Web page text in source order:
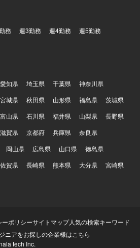
務 週3勤務 週4勤務 週5勤務
愛知県 埼玉県 千葉県
神奈川県
宮城県 秋田県 山形県 福島県
茨城県
富山県 石川県 福井県 山梨県
長野県
滋賀県 京都府 兵庫県
奈良県
岡山県 広島県 山口県
徳島県
佐賀県 長崎県 熊本県 大分県
宮崎県
ーポリシーサイトマップ人気の検索キーワード
ニアをお探しの企業様はこちら
tech Inc.